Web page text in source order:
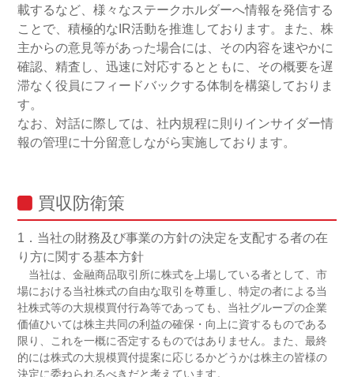
載するなど、様々なステークホルダーへ情報を発信する
ことで、積極的なIR活動を推進しております。また、株
主からの意見等があった場合には、その内容を速やかに
確認、精査し、迅速に対応するとともに、その概要を遅
滞なく役員にフィードバックする体制を構築しておりま
す。
なお、対話に際しては、社内規程に則りインサイダー情
報の管理に十分留意しながら実施しております。
買収防衛策
1．当社の財務及び事業の方針の決定を支配する者の在
り方に関する基本方針
当社は、金融商品取引所に株式を上場している者として、市
場における当社株式の自由な取引を尊重し、特定の者による当
社株式等の大規模買付行為等であっても、当社グループの企業
価値ひいては株主共同の利益の確保・向上に資するものである
限り、これを一概に否定するものではありません。また、最終
的には株式の大規模買付提案に応じるかどうかは株主の皆様の
決定に委ねられるべきだと考えています。